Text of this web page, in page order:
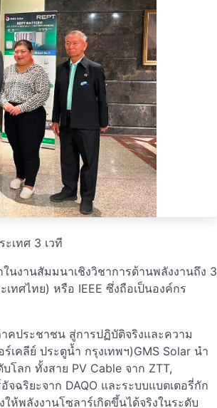
เทศ 3 เวที
นงานสัมมนาเชิงวิชาการด้านพลังงานถึง 3
ทศไทย) หรือ IEEE ซึ่งถือเป็นองค์กร
คประชาชน สู่การปฏิบัติจริงและความ
เคลีย์ ประตูน้ำ กรุงเทพฯ)GMS Solar นำ
โลก ทั้งสาย PV Cable จาก ZTT,
จฉริยะจาก DAQO และระบบแบตเตอรี่กัก
ให้พลังงานโซลาร์เกิดขึ้นได้จริงในระดับ